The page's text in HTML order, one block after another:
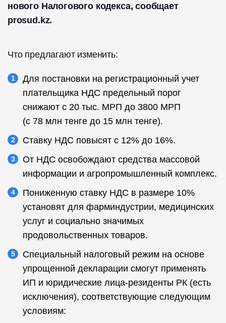
нового Налогового кодекса, сообщает
prosud.kz.
Что предлагают изменить:
Для постановки на регистрационный учет
плательщика НДС предельный порог
снижают с 20 тыс. МРП до 3800 МРП
(с 78 млн тенге до 15 млн тенге).
Ставку НДС повысят с 12% до 16%.
От НДС освобождают средства массовой
информации и агропромышленный комплекс.
Пониженную ставку НДС в размере 10%
установят для фарминдустрии, медицинских
услуг и социально значимых
продовольственных товаров.
Специальный налоговый режим на основе
упрощенной декларации смогут применять
ИП и юридические лица-резиденты РК (есть
исключения), соответствующие следующим
условиям: